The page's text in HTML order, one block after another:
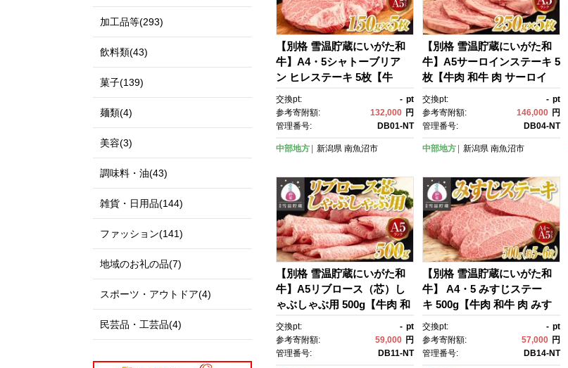
【別格 雪温貯蔵にいがた和
牛】A4・5シャトーブリア
ン ヒレステーキ 5枚【牛
肉 和牛 肉 ヒレ ひれ ステー
キ シャトーブリアン 国産
牛 熟成 希少部位 高級 A5 A
交換pt: - pt
参考寄附額:
132,000 円
管理番号:
DB01-NT
中部地方 新潟県 南魚沼市
【別格 雪温貯蔵にいがた和
牛】A5サーロインステーキ 5
枚【牛肉 和牛 肉 サーロイ
ン さーろいん ステーキ 国産
牛 熟成 BBQ 焼肉 高級 ギフ
ト A5 冷凍 250ｇ 5枚 】
交換pt: - pt
参考寄附額:
146,000 円
管理番号:
DB04-NT
中部地方 新潟県 南魚沼市
【別格 雪温貯蔵にいがた和
牛】A5リブロース（芯）し
ゃぶしゃぶ用 500g【牛肉 和
牛 肉 リブロース リブロース
芯 りぶろーす しゃぶしゃ
ぶ 国産牛 熟成 BBQ 焼肉 高
交換pt: - pt
参考寄附額:
59,000 円
管理番号:
DB11-NT
【別格 雪温貯蔵にいがた和
牛】 A4・5 みすじステー
キ 500g【牛肉 和牛 肉 みす
じ ミスジ ステーキ 国産牛 熟
成 BBQ 焼肉 高級 ギフト A
5 A4 冷凍 500ｇ 】
交換pt: - pt
参考寄附額:
57,000 円
管理番号:
DB14-NT
加工品等(293)
飲料類(43)
菓子(139)
麺類(4)
美容(3)
調味料・油(43)
雑貨・日用品(144)
ファッション(141)
地域のお礼の品(7)
スポーツ・アウトドア(4)
民芸品・工芸品(4)